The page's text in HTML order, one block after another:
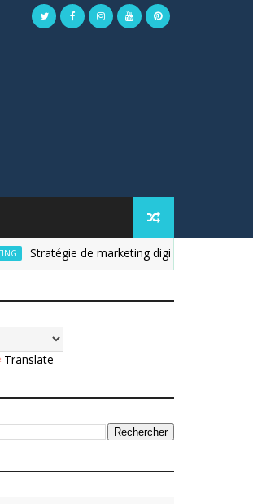
Stratégie de marketing digital
Translate